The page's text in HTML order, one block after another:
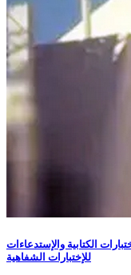
الكتابية والإستدعاءات
للإختبارات الشفاهية